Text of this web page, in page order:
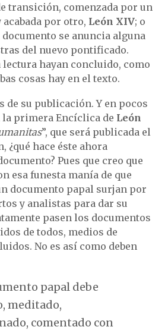
transición, comenzada por un
acabada por otro, León XIV; o
se anuncia alguna
del nuevo pontificado.
lectura hayan concluido, como
cosas hay en el texto.
de su publicación. Y en pocos
la primera Encíclica de León
”, que será publicada el
¿qué hace éste ahora
Pues que creo que
esa funesta manía de que
documento papal surjan por
y analistas para dar su
pasen los documentos
de todos, medios de
No es así como deben
papal debe
meditado,
comentado con